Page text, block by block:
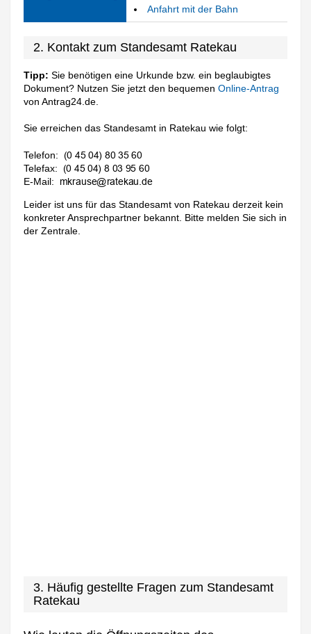
Anfahrt mit der Bahn
2. Kontakt zum Standesamt Ratekau
Tipp: Sie benötigen eine Urkunde bzw. ein beglaubigtes
Dokument? Nutzen Sie jetzt den bequemenOnline-Antrag
von Antrag24.de.
Sie erreichen das Standesamt in Ratekau wie folgt:
Telefon:
Telefax:
E-Mail:
Leider ist uns für das Standesamt von Ratekau derzeit kein
konkreter Ansprechpartner bekannt. Bitte melden Sie sich in
der Zentrale.
3. Häufig gestellte Fragen zum Standesamt
Ratekau